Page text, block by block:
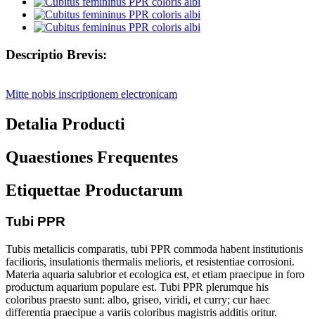
Descriptio Brevis:
Mitte nobis inscriptionem electronicam
Detalia Producti
Quaestiones Frequentes
Etiquettae Productarum
Tubi PPR
Tubis metallicis comparatis, tubi PPR commoda habent institutionis
facilioris, insulationis thermalis melioris, et resistentiae corrosioni.
Materia aquaria salubrior et ecologica est, et etiam praecipue in foro
productum aquarium populare est. Tubi PPR plerumque his
coloribus praesto sunt: ​​albo, griseo, viridi, et curry; cur haec
differentia praecipue a variis coloribus magistris additis oritur.